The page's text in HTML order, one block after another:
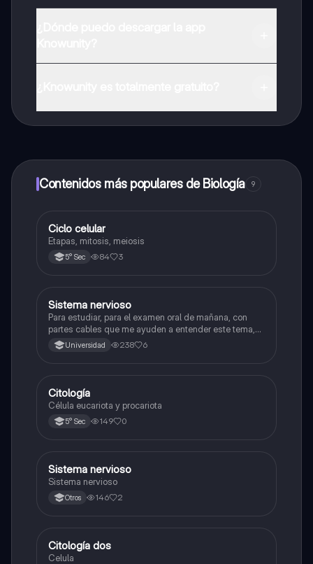
a determinadas funciones.
Contenidos más populares de Biología 9
Biología
Ciclo celular
Etapas, mitosis, meiosis
5° Sec 84 3
Biología
Sistema nervioso
Para estudiar, para el examen oral de mañana, con
partes cables que me ayuden a entender este tema,
porque se me complica un poco ya que el tema es
muy extenso y quisiera poder lograr entenderlo
Universidad 238 6
Ciencia y Tecnología
Citología
Célula eucariota y procariota
5° Sec 149 0
Biología
Sistema nervioso
Sistema nervioso
Otros 146 2
Ciencia y Tecnología
Citología dos
Celula